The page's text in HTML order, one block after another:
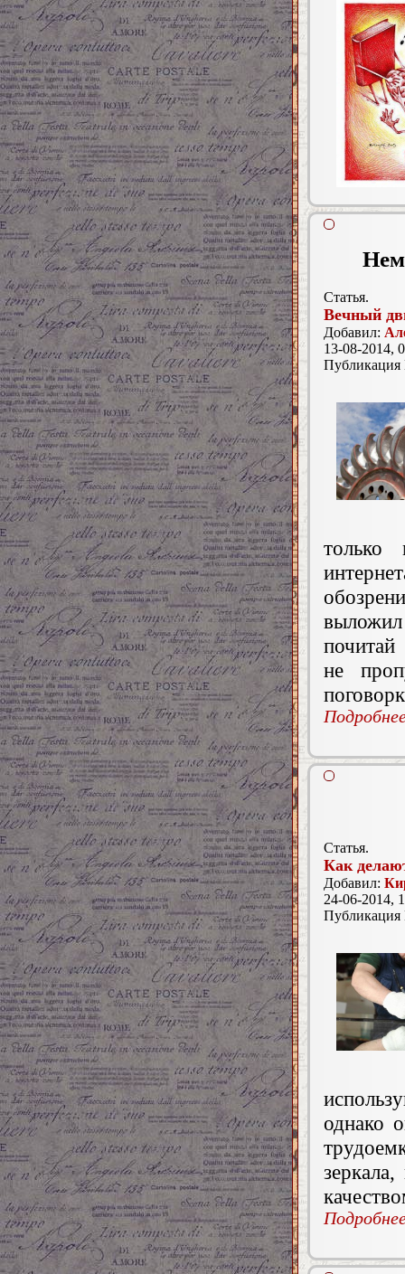
Статья.
Вечный
Добавил:
13-08-2014,
только
почитай
не
Статья.
Как
Добавил:
24-06-2014,
однако